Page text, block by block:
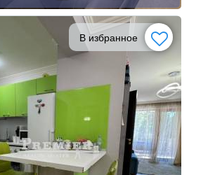
В избранное